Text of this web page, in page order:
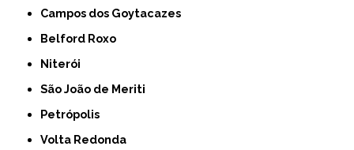
Campos dos Goytacazes
Belford Roxo
Niterói
São João de Meriti
Petrópolis
Volta Redonda